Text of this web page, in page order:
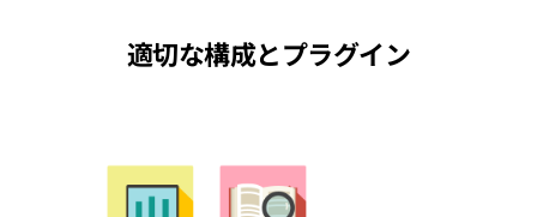
適切な構成とプラグイン